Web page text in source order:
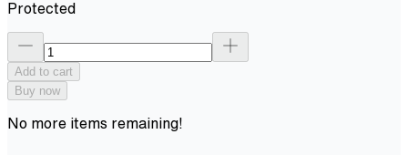
Protected
Add to cart
Buy now
No more items remaining!